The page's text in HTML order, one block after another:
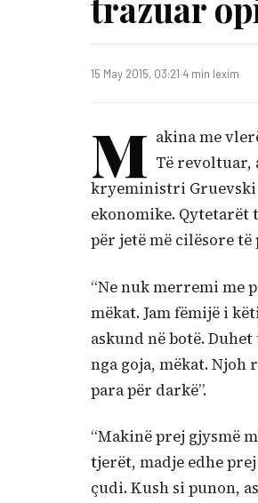
15 May 2015, 03:21·4 min lexim
M akina me
Të revoltuar,
kryeministri Gruevski
ekonomike. Qytetarët
për jetë më cilësore
“Ne nuk merremi me
mëkat. Jam fëmijë i
askund në botë.
nga goja, mëkat. Njoh
para për darkë”.
“Makinë prej gjysmë
tjerët, madje edhe
çudi. Kush si punon,